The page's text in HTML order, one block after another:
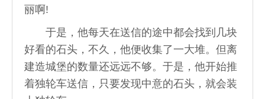
丽啊!
于是，他每天在送信的途中都会找到几块
好看的石头，不久，他便收集了一大堆。但离
建造城堡的数量还远远不够。于是，他开始推
着独轮车送信，只要发现中意的石头，就会装